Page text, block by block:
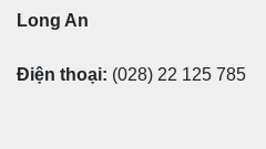
Long An
Điện thoại: (028) 22 125 785